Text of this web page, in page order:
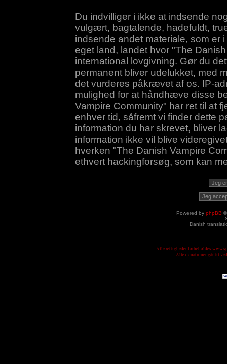
Du indvilliger i ikke at indsende
vulgært, bagtalende, hadefuldt,
indsende andet materiale, som er
eget land, landet hvor "The
international lovgivning. Gør du
permanent bliver udelukket, med
det vurderes påkrævet af os. IP-
mulighed for at håndhæve disse
Vampire Community" har ret til at
enhver tid, såfremt vi finder dette
information du har skrevet, bliver
information ikke vil blive
hverken "The Danish Vampire
ethvert hackingforsøg, som kan
Powered by phpBB
Danish
Alle rettigheder forbeholdes
Alle donationer går til